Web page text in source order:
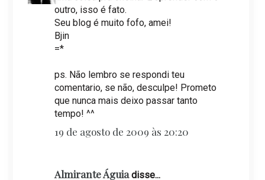
outro, isso é fato.
Seu blog é muito fofo, amei!
Bjin
=*
ps. Não lembro se respondi teu
comentario, se não, desculpe! Prometo
que nunca mais deixo passar tanto
tempo! ^^
19 de agosto de 2009 às 20:20
Almirante Águiadisse...